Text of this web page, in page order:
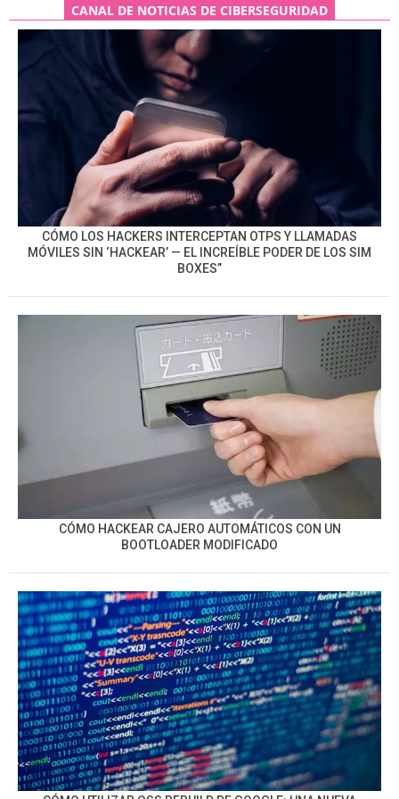
CANAL DE NOTICIAS DE CIBERSEGURIDAD
CÓMO LOS HACKERS INTERCEPTAN OTPS Y LLAMADAS
MÓVILES SIN ‘HACKEAR’ — EL INCREÍBLE PODER DE LOS SIM
BOXES”
CÓMO HACKEAR CAJERO AUTOMÁTICOS CON UN
BOOTLOADER MODIFICADO